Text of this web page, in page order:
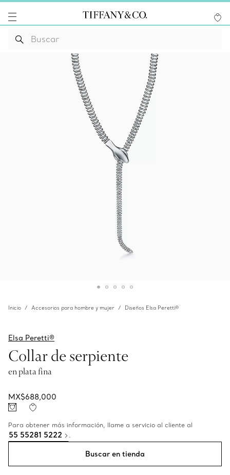
Inicio Accesorios para hombre y mujer Diseños Elsa Peretti®
Elsa Peretti®
Collar de serpiente
en plata fina
MX$688,000
Para obtener más información, llame a servicio al cliente al
55 55281 5222 .
Buscar en tienda